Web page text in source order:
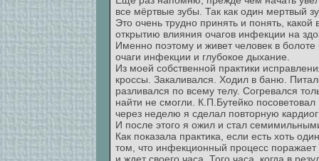
все мёртвые зубы. Так как один мертвый
Это очень трудно принять и понять,
открытию влияния очагов инфекции на
Именно поэтому и живет человек в
очаги инфекции и глубокое дыхание.
Из моей собственной практики
кроссы. Закаливался. Ходил в баню.
разливался по всему телу. Согревался
найти не смогли. К.П.Бутейко
через неделю я сделал повторную
И после этого я ожил и стал
Как показала практика, если есть хоть
том, что инфекционный процесс